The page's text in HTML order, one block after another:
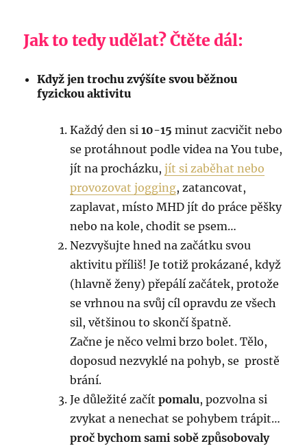
Jak to tedy udělat? Čtěte dál:
Když jen trochu zvýšíte svou běžnou
fyzickou aktivitu
Každý den si10-15 minut zacvičit nebo
se protáhnout podle videa na You tube,
jít na procházku,jít si zaběhat nebo
provozovat jogging, zatancovat,
zaplavat, místo MHD jít do práce pěšky
nebo na kole, chodit se psem…
Nezvyšujte hned na začátku svou
aktivitu příliš! Je totiž prokázané, když
(hlavně ženy) přepálí začátek, protože
se vrhnou na svůj cíl opravdu ze všech
sil, většinou to skončí špatně.
Začne je něco velmi brzo bolet. Tělo,
doposud nezvyklé na pohyb, se prostě
brání.
Je důležité začítpomalu, pozvolna si
zvykat a nenechat se pohybem trápit…
proč bychom sami sobě způsobovaly